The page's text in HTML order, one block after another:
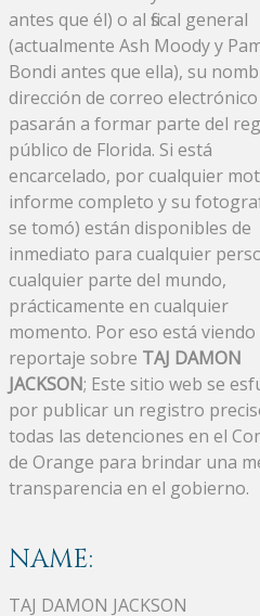
antes que él) o al fiscal general
(actualmente Ash Moody y
Bondi antes que ella), su
dirección de correo electrónico
pasarán a formar parte del
público de Florida. Si está
encarcelado, por cualquier
informe completo y su
se tomó) están disponibles de
inmediato para cualquier
cualquier parte del mundo,
prácticamente en cualquier
momento. Por eso está viendo
reportaje sobre TAJ DAMON
JACKSON; Este sitio web se
por publicar un registro
todas las detenciones en el
de Orange para brindar una
transparencia en el gobierno.
NAME:
TAJ DAMON JACKSON